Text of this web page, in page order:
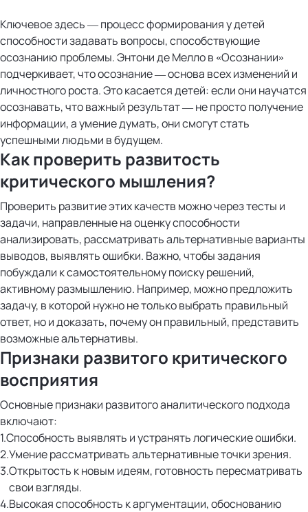
Ключевое здесь — процесс формирования у детей
способности задавать вопросы, способствующие
осознанию проблемы. Энтони де Мелло в «Осознании»
подчеркивает, что осознание — основа всех изменений и
личностного роста. Это касается детей: если они научатся
осознавать, что важный результат — не просто получение
информации, а умение думать, они смогут стать
успешными людьми в будущем.
Как проверить развитость
критического мышления?
Проверить развитие этих качеств можно через тесты и
задачи, направленные на оценку способности
анализировать, рассматривать альтернативные варианты
выводов, выявлять ошибки. Важно, чтобы задания
побуждали к самостоятельному поиску решений,
активному размышлению. Например, можно предложить
задачу, в которой нужно не только выбрать правильный
ответ, но и доказать, почему он правильный, представить
возможные альтернативы.
Признаки развитого критического
восприятия
Основные признаки развитого аналитического подхода
включают:
Способность выявлять и устранять логические ошибки.
Умение рассматривать альтернативные точки зрения.
Открытость к новым идеям, готовность пересматривать
свои взгляды.
Высокая способность к аргументации, обоснованию